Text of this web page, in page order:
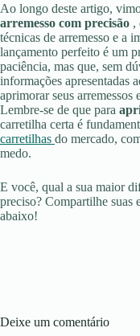
Ao longo deste artigo,
arremesso com precisão ,
técnicas de arremesso e a
lançamento perfeito é um
paciência, mas que, sem
informações apresentadas
aprimorar seus arremessos
Lembre-se de que para
carretilha certa é
carretilhas do mercado,
medo.
E você, qual a sua maior
preciso? Compartilhe suas
abaixo!
Deixe um comentário